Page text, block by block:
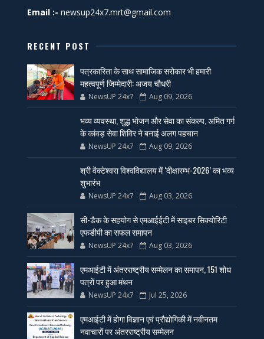
Email :- newsup24x7.mrt@gmail.com
RECENT POST
पत्रकारिता के साथ सामाजिक सरोकार भी हमारी
महत्वपूर्ण जिम्मेदारी: अजय चौधरी
NewsUP 24x7 Aug 09, 2026
भव्य व्यवस्था, शुद्ध भोजन और सेवा का संकल्प, अमित गर्ग
के कांवड़ सेवा शिविर ने बनाई अलग पहचान
NewsUP 24x7 Aug 09, 2026
श्री वेंक्टेश्वरा विश्वविद्यालय में ‘दीक्षारम्भ-2026’ का भव्य
शुभारंभ
NewsUP 24x7 Aug 03, 2026
सी-डैक के सहयोग से एमआईईटी में साइबर सिक्योरिटी
एफडीपी का सफल समापन
NewsUP 24x7 Aug 03, 2026
एमआईटी में अंतरराष्ट्रीय सम्मेलन का समापन, 151 शोध
पत्रों पर हुआ मंथन
NewsUP 24x7 Jul 25, 2026
एमआईटी में होगा विज्ञान एवं प्रौद्योगिकी में नवीनतम
नवाचारों पर अंतरराष्ट्रीय सम्मेलन